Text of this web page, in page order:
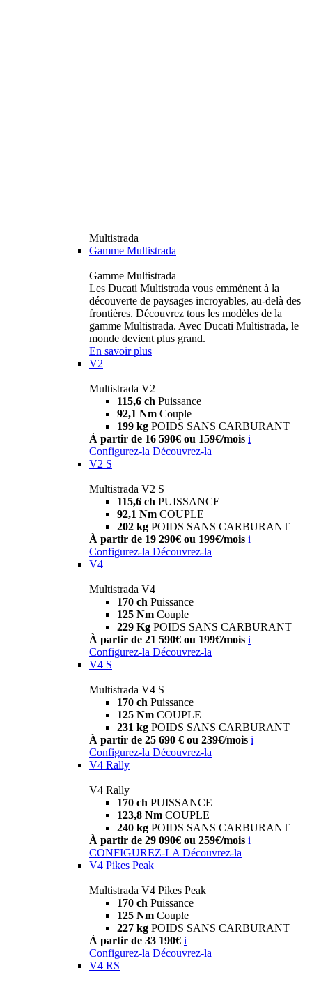
Multistrada
Gamme Multistrada
Gamme Multistrada
Les Ducati Multistrada vous emmènent à la
découverte de paysages incroyables, au-delà des
frontières. Découvrez tous les modèles de la
gamme Multistrada. Avec Ducati Multistrada, le
monde devient plus grand.
En savoir plus
V2
Multistrada V2
115,6 ch Puissance
92,1 Nm Couple
199 kg POIDS SANS CARBURANT
À partir de 16 590€ ou 159€/mois i
Configurez-la Découvrez-la
V2 S
Multistrada V2 S
115,6 ch PUISSANCE
92,1 Nm COUPLE
202 kg POIDS SANS CARBURANT
À partir de 19 290€ ou 199€/mois i
Configurez-la Découvrez-la
V4
Multistrada V4
170 ch Puissance
125 Nm Couple
229 Kg POIDS SANS CARBURANT
À partir de 21 590€ ou 199€/mois i
Configurez-la Découvrez-la
V4 S
Multistrada V4 S
170 ch Puissance
125 Nm COUPLE
231 kg POIDS SANS CARBURANT
À partir de 25 690 € ou 239€/mois i
Configurez-la Découvrez-la
V4 Rally
V4 Rally
170 ch PUISSANCE
123,8 Nm COUPLE
240 kg POIDS SANS CARBURANT
À partir de 29 090€ ou 259€/mois i
CONFIGUREZ-LA Découvrez-la
V4 Pikes Peak
Multistrada V4 Pikes Peak
170 ch Puissance
125 Nm Couple
227 kg POIDS SANS CARBURANT
À partir de 33 190€ i
Configurez-la Découvrez-la
V4 RS